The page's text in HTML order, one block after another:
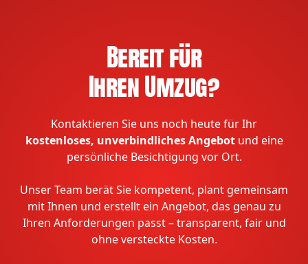
Bereit für
Ihren Umzug?
Kontaktieren Sie uns noch heute für Ihr
kostenloses, unverbindliches Angebotund eine
persönliche Besichtigung vor Ort.
Unser Team berät Sie kompetent, plant gemeinsam
mit Ihnen und erstellt ein Angebot, das genau zu
Ihren Anforderungen passt – transparent, fair und
ohne versteckte Kosten.